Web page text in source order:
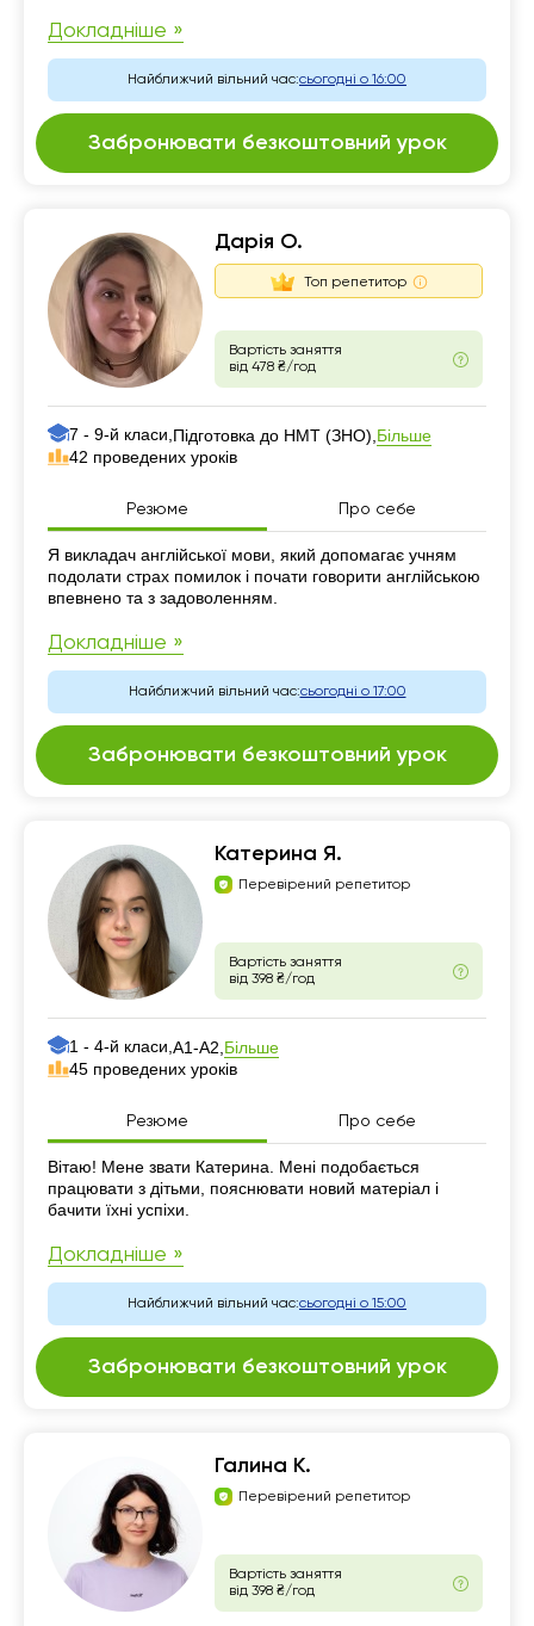
Докладніше »
Найближчий вільний час:сьогодні о 16:00
Забронювати безкоштовний урок
Дарія О.
Топ репетитор
Вартість заняття
від 478 ₴/год
7 - 9-й класи, Підготовка до НМТ (ЗНО), Більше
42 проведених уроків
Резюме Про себе
Резюме
Я викладач англійської мови, який допомагає учням
подолати страх помилок і почати говорити англійською
впевнено та з задоволенням.
Докладніше »
Найближчий вільний час:сьогодні о 17:00
Забронювати безкоштовний урок
Катерина Я.
Перевірений репетитор
Вартість заняття
від 398 ₴/год
1 - 4-й класи, А1-А2, Більше
45 проведених уроків
Резюме Про себе
Резюме
Вітаю! Мене звати Катерина. Мені подобається
працювати з дітьми, пояснювати новий матеріал і
бачити їхні успіхи.
Докладніше »
Найближчий вільний час:сьогодні о 15:00
Забронювати безкоштовний урок
Галина К.
Перевірений репетитор
Вартість заняття
від 398 ₴/год